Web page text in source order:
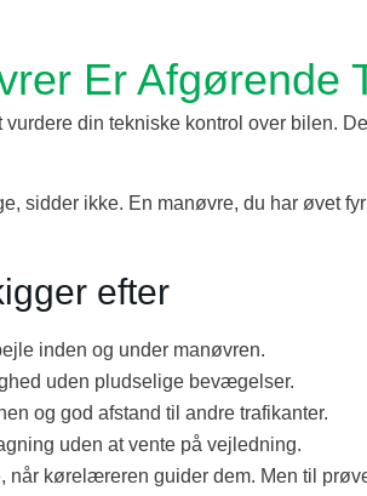
Er Afgørende
vurdere din tekniske kontrol over bilen.
sidder ikke. En manøvre, du har øvet
efter
inden og under manøvren.
uden pludselige bevægelser.
og god afstand til andre trafikanter.
uden at vente på vejledning.
når kørelæreren guider dem. Men til